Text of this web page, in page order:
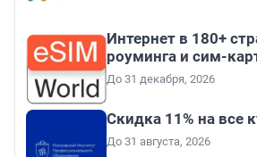
Интернет в 180+
роуминга и сим-
До 31 декабря, 2026
Скидка 11% на все
До 31 августа, 2026